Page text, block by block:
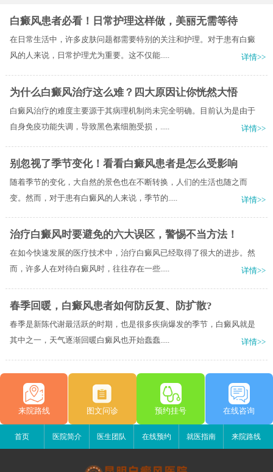
白癜风患者必看！日常护理这样做，美丽无需等待
在日常生活中，许多皮肤问题都需要特别的关注和护理。对于患有白癜
风的人来说，日常护理尤为重要。这不仅能.....
详情>>
为什么白癜风治疗这么难？四大原因让你恍然大悟
白癜风治疗的难度主要源于其病理机制尚未完全明确。目前认为是由于
自身免疫功能失调，导致黑色素细胞受损，.....
详情>>
别忽视了季节变化！看看白癜风患者是怎么受影响
随着季节的变化，大自然的景色也在不断转换，人们的生活也随之而
变。然而，对于患有白癜风的人来说，季节的.....
详情>>
治疗白癜风时要避免的六大误区，警惕不当方法！
在如今快速发展的医疗技术中，治疗白癜风已经取得了很大的进步。然
而，许多人在对待白癜风时，往往存在一些.....
详情>>
春季回暖，白癜风患者如何防反复、防扩散?
春季是新陈代谢最活跃的时期，也是很多疾病爆发的季节，白癜风就是
其中之一，天气逐渐回暖白癜风也开始蠢蠢.....
详情>>
来院路线 图文问诊 预约挂号 在线咨询
首页 医院简介 医生团队 在线预约 就医指南 来院路线